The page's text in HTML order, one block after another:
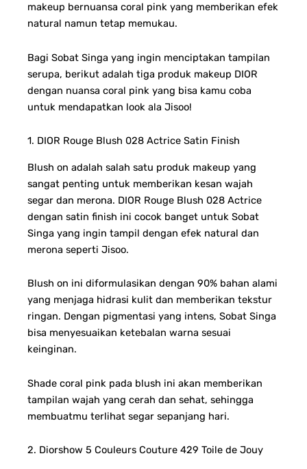
makeup bernuansa coral pink yang memberikan efek
natural namun tetap memukau.
Bagi Sobat Singa yang ingin menciptakan tampilan
serupa, berikut adalah tiga produk makeup DIOR
dengan nuansa coral pink yang bisa kamu coba
untuk mendapatkan look ala Jisoo!
1. DIOR Rouge Blush 028 Actrice Satin Finish
Blush on adalah salah satu produk makeup yang
sangat penting untuk memberikan kesan wajah
segar dan merona. DIOR Rouge Blush 028 Actrice
dengan satin finish ini cocok banget untuk Sobat
Singa yang ingin tampil dengan efek natural dan
merona seperti Jisoo.
Blush on ini diformulasikan dengan 90% bahan alami
yang menjaga hidrasi kulit dan memberikan tekstur
ringan. Dengan pigmentasi yang intens, Sobat Singa
bisa menyesuaikan ketebalan warna sesuai
keinginan.
Shade coral pink pada blush ini akan memberikan
tampilan wajah yang cerah dan sehat, sehingga
membuatmu terlihat segar sepanjang hari.
2. Diorshow 5 Couleurs Couture 429 Toile de Jouy